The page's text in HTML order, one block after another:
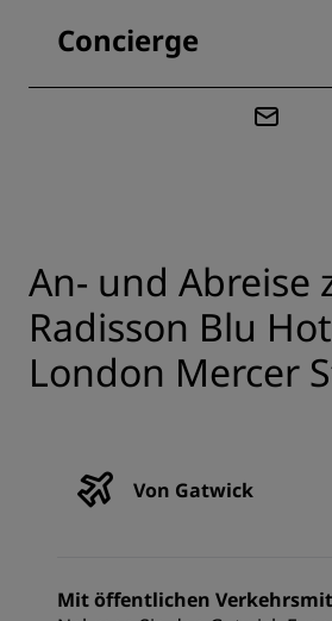
Concierge
An- und Abreise
Radisson Blu
London Mercer
Von Gatwick
Mit öffentlichen